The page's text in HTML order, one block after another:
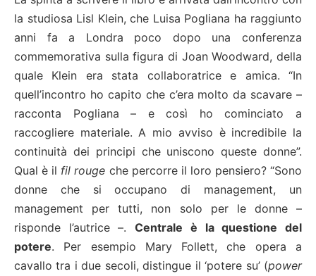
la studiosa Lisl Klein, che Luisa Pogliana ha raggiunto
anni fa a Londra poco dopo una conferenza
commemorativa sulla figura di Joan Woodward, della
quale Klein era stata collaboratrice e amica. “In
quell’incontro ho capito che c’era molto da scavare –
racconta Pogliana – e così ho cominciato a
raccogliere materiale. A mio avviso è incredibile la
continuità dei principi che uniscono queste donne”.
Qual è il fil rouge che percorre il loro pensiero? “Sono
donne che si occupano di management, un
management per tutti, non solo per le donne –
risponde l’autrice –.Centrale è la questione del
potere. Per esempio Mary Follett, che opera a
cavallo tra i due secoli, distingue il ‘potere su’ (power